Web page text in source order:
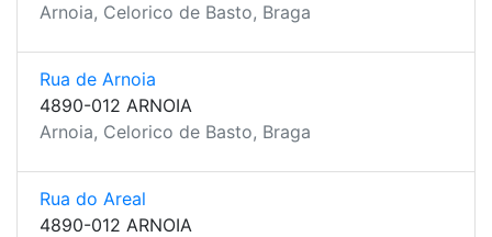
Arnoia, Celorico de Basto, Braga
Rua de Arnoia
4890-012 ARNOIA
Arnoia, Celorico de Basto, Braga
Rua do Areal
4890-012 ARNOIA